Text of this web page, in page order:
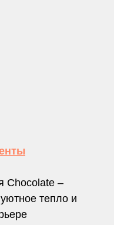
Chocolate –
тепло и